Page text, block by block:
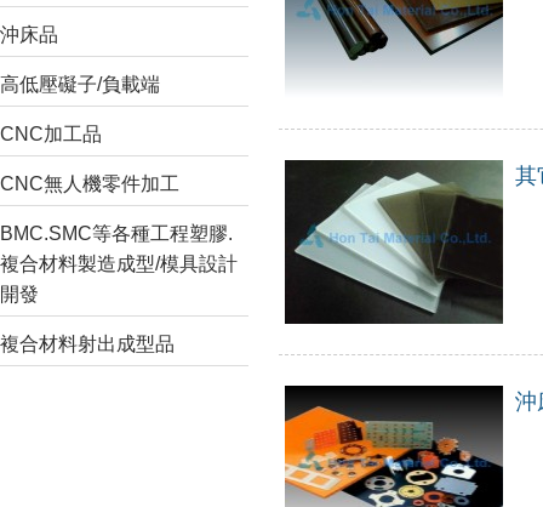
沖床品
高低壓礙子/負載端
CNC加工品
CNC無人機零件加工
BMC.SMC等各種工程塑膠.
複合材料製造成型/模具設計
開發
複合材料射出成型品
其
沖